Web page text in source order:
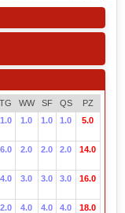
TG WW SF QS
PZ
1.0 1.0 1.0 1.0 5.0
6.0 2.0 2.0 2.0 14.0
4.0 3.0 3.0 3.0 16.0
2.0 4.0 4.0 4.0 18.0